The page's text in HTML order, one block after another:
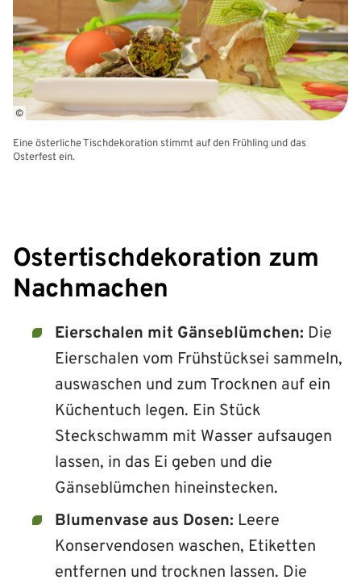
©
Eine österliche Tischdekoration stimmt auf den Frühling und das
Osterfest ein.
Ostertischdekoration zum
Nachmachen
Eierschalen mit Gänseblümchen: Die
Eierschalen vom Frühstücksei sammeln,
auswaschen und zum Trocknen auf ein
Küchentuch legen. Ein Stück
Steckschwamm mit Wasser aufsaugen
lassen, in das Ei geben und die
Gänseblümchen hineinstecken.
Blumenvase aus Dosen: Leere
Konservendosen waschen, Etiketten
entfernen und trocknen lassen. Die